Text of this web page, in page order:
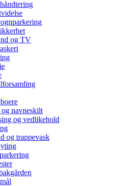
og TV
navneskilt
og vedlikehold
og trappevask